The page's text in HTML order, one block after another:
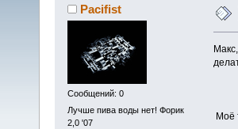
Pacifist
Сообщений: 0
Лучше пива воды нет! Форик
2,0 '07
Моё